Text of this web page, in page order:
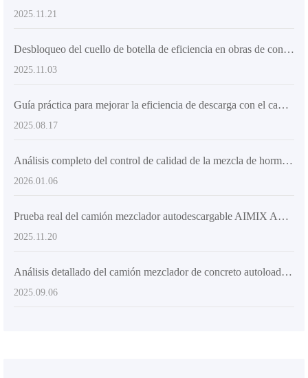
2025.11.21
Desbloqueo del cuello de botella de eficiencia en obras de construcción: ¿Cómo el tambor de mezcla giratorio de 270 grados reduce el costo de mano de obra en la descarga?
2025.11.03
Guía práctica para mejorar la eficiencia de descarga con el camion mezclador AIMIX AS-4.0 y su tambor rotativo de 270 grados
2025.08.17
Análisis completo del control de calidad de la mezcla de hormigón: Tecnologías clave para mejorar la resistencia y durabilidad del hormigón en la construcción rural
2026.01.06
Prueba real del camión mezclador autodescargable AIMIX AS-4.0: ¿Cuál es su secreto para operar con flexibilidad en espacios reducidos?
2025.11.20
Análisis detallado del camión mezclador de concreto autoloading y su aplicación eficiente en proyectos de gran y mediano tamaño
2025.09.06